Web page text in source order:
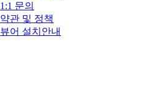
1:1 문의
약관 및 정책
뷰어 설치안내